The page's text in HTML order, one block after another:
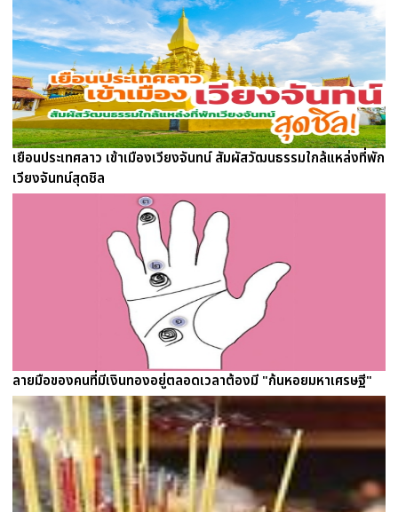
เยือนประเทศลาว เข้าเมืองเวียงจันทน์ สัมผัสวัฒนธรรมใกล้แหล่งที่พัก
เวียงจันทน์สุดชิล
ลายมือของคนที่มีเงินทองอยู่ตลอดเวลาต้องมี "ก้นหอยมหาเศรษฐี"